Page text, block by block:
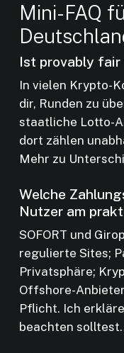
Mini-FAQ
Ist provably
In vielen Krypto-
dir, Runden zu
staatliche Lotto-
dort zählen
Mehr zu
Welche
Nutzer am
SOFORT und
regulierte Sites;
Privatsphäre;
Offshore-
Pflicht. Ich
beachten solltest.